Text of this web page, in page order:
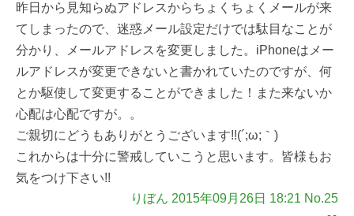
昨日から見知らぬアドレスからちょくちょくメールが来
てしまったので、迷惑メール設定だけでは駄目なことが
分かり、メールアドレスを変更しました。iPhoneはメー
ルアドレスが変更できないと書かれていたのですが、何
とか駆使して変更することができました！また来ないか
心配は心配ですが。。
ご親切にどうもありがとうございます!!(´;ω;｀)
これからは十分に警戒していこうと思います。皆様もお
気をつけ下さい!!
りぼん 2015年09月26日 18:21 No.25